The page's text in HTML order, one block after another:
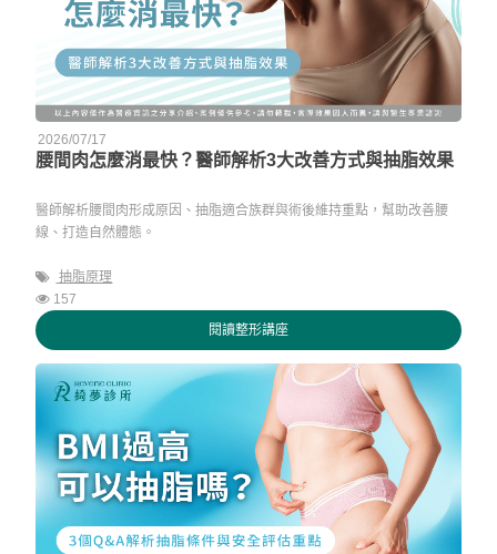
2026/07/17
腰間肉怎麼消最快？醫師解析3大改善方式與抽脂效果
醫師解析腰間肉形成原因、抽脂適合族群與術後維持重點，幫助改善腰
線、打造自然體態。
抽脂原理
157
閱讀整形講座